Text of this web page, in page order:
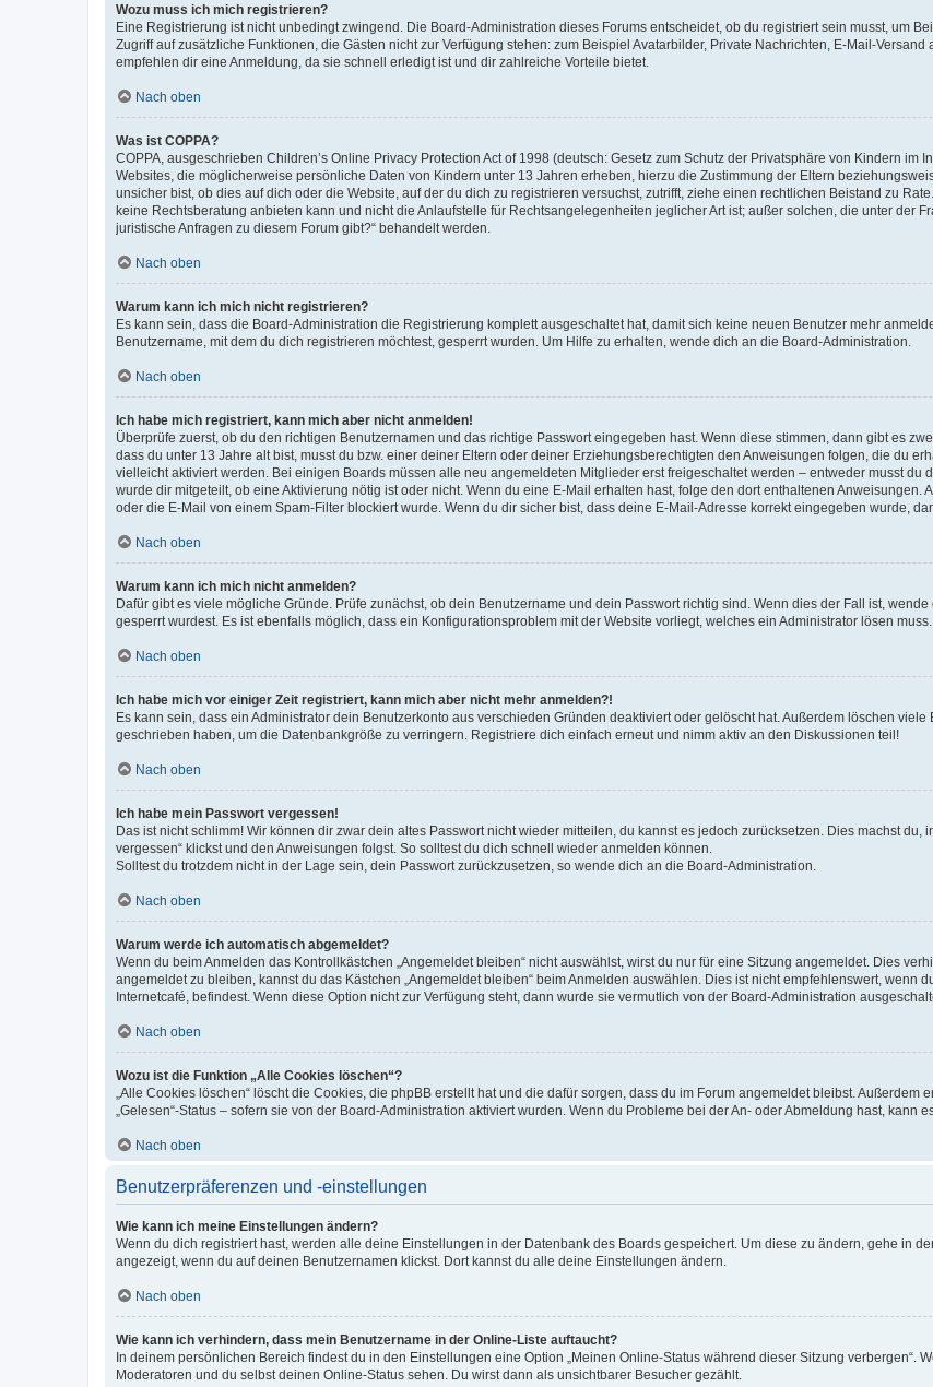
Wozu muss ich mich registrieren?
Eine Registrierung ist nicht unbedingt zwingend. Die Board-Administration dieses Forums entscheidet, ob du registriert sein musst, um
Zugriff auf zusätzliche Funktionen, die Gästen nicht zur Verfügung stehen: zum Beispiel Avatarbilder, Private Nachrichten, E-Mail-
empfehlen dir eine Anmeldung, da sie schnell erledigt ist und dir zahlreiche Vorteile bietet.
Nach oben
Was ist COPPA?
COPPA, ausgeschrieben Children’s Online Privacy Protection Act of 1998 (deutsch: Gesetz zum Schutz der Privatsphäre von Kindern im
Websites, die möglicherweise persönliche Daten von Kindern unter 13 Jahren erheben, hierzu die Zustimmung der Eltern
unsicher bist, ob dies auf dich oder die Website, auf der du dich zu registrieren versuchst, zutrifft, ziehe einen rechtlichen Beistand zu
keine Rechtsberatung anbieten kann und nicht die Anlaufstelle für Rechtsangelegenheiten jeglicher Art ist; außer solchen, die unter der
juristische Anfragen zu diesem Forum gibt?“ behandelt werden.
Nach oben
Warum kann ich mich nicht registrieren?
Es kann sein, dass die Board-Administration die Registrierung komplett ausgeschaltet hat, damit sich keine neuen Benutzer mehr
Benutzername, mit dem du dich registrieren möchtest, gesperrt wurden. Um Hilfe zu erhalten, wende dich an die Board-Administration.
Nach oben
Ich habe mich registriert, kann mich aber nicht anmelden!
Überprüfe zuerst, ob du den richtigen Benutzernamen und das richtige Passwort eingegeben hast. Wenn diese stimmen, dann gibt es
dass du unter 13 Jahre alt bist, musst du bzw. einer deiner Eltern oder deiner Erziehungsberechtigten den Anweisungen folgen, die du
vielleicht aktiviert werden. Bei einigen Boards müssen alle neu angemeldeten Mitglieder erst freigeschaltet werden – entweder musst du
wurde dir mitgeteilt, ob eine Aktivierung nötig ist oder nicht. Wenn du eine E-Mail erhalten hast, folge den dort enthaltenen
oder die E-Mail von einem Spam-Filter blockiert wurde. Wenn du dir sicher bist, dass deine E-Mail-Adresse korrekt eingegeben wurde,
Nach oben
Warum kann ich mich nicht anmelden?
Dafür gibt es viele mögliche Gründe. Prüfe zunächst, ob dein Benutzername und dein Passwort richtig sind. Wenn dies der Fall ist,
gesperrt wurdest. Es ist ebenfalls möglich, dass ein Konfigurationsproblem mit der Website vorliegt, welches ein Administrator lösen muss.
Nach oben
Ich habe mich vor einiger Zeit registriert, kann mich aber nicht mehr anmelden?!
Es kann sein, dass ein Administrator dein Benutzerkonto aus verschieden Gründen deaktiviert oder gelöscht hat. Außerdem löschen
geschrieben haben, um die Datenbankgröße zu verringern. Registriere dich einfach erneut und nimm aktiv an den Diskussionen teil!
Nach oben
Ich habe mein Passwort vergessen!
Das ist nicht schlimm! Wir können dir zwar dein altes Passwort nicht wieder mitteilen, du kannst es jedoch zurücksetzen. Dies machst du,
vergessen“ klickst und den Anweisungen folgst. So solltest du dich schnell wieder anmelden können.
Solltest du trotzdem nicht in der Lage sein, dein Passwort zurückzusetzen, so wende dich an die Board-Administration.
Nach oben
Warum werde ich automatisch abgemeldet?
Wenn du beim Anmelden das Kontrollkästchen „Angemeldet bleiben“ nicht auswählst, wirst du nur für eine Sitzung angemeldet. Dies
angemeldet zu bleiben, kannst du das Kästchen „Angemeldet bleiben“ beim Anmelden auswählen. Dies ist nicht empfehlenswert, wenn
Internetcafé, befindest. Wenn diese Option nicht zur Verfügung steht, dann wurde sie vermutlich von der Board-Administration
Nach oben
Wozu ist die Funktion „Alle Cookies löschen“?
„Alle Cookies löschen“ löscht die Cookies, die phpBB erstellt hat und die dafür sorgen, dass du im Forum angemeldet bleibst.
„Gelesen“-Status – sofern sie von der Board-Administration aktiviert wurden. Wenn du Probleme bei der An- oder Abmeldung hast, kann
Nach oben
Benutzerpräferenzen und -einstellungen
Wie kann ich meine Einstellungen ändern?
Wenn du dich registriert hast, werden alle deine Einstellungen in der Datenbank des Boards gespeichert. Um diese zu ändern, gehe in
angezeigt, wenn du auf deinen Benutzernamen klickst. Dort kannst du alle deine Einstellungen ändern.
Nach oben
Wie kann ich verhindern, dass mein Benutzername in der Online-Liste auftaucht?
In deinem persönlichen Bereich findest du in den Einstellungen eine Option „Meinen Online-Status während dieser Sitzung verbergen“.
Moderatoren und du selbst deinen Online-Status sehen. Du wirst dann als unsichtbarer Besucher gezählt.